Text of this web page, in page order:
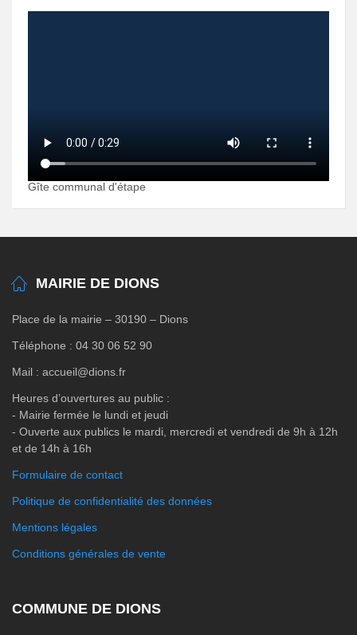
Gîte communal d'étape
MAIRIE DE DIONS
Place de la mairie – 30190 – Dions
Téléphone : 04 30 06 52 90
Mail : accueil@dions.fr
Heures d’ouvertures au public :
- Mairie fermée le lundi et jeudi
- Ouverte aux publics le mardi, mercredi et vendredi de 9h à 12h
et de 14h à 16h
Formulaire de contact
Politique de confidentialité des données
Mentions légales
Conditions générales de vente
COMMUNE DE DIONS